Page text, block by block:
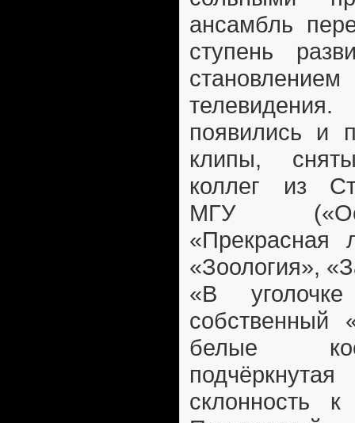
ансамбль
ступень
появились и
клипы,
коллег из
МГУ
«Прекрасная
«Зоология»,
«В
собственный
белые
склонность